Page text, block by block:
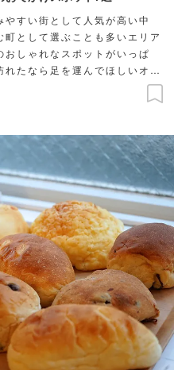
すい街として人気が高い中
として選ぶことも多いエリア
しゃれなスポットがいっぱ
たなら足を運んでほしいオス